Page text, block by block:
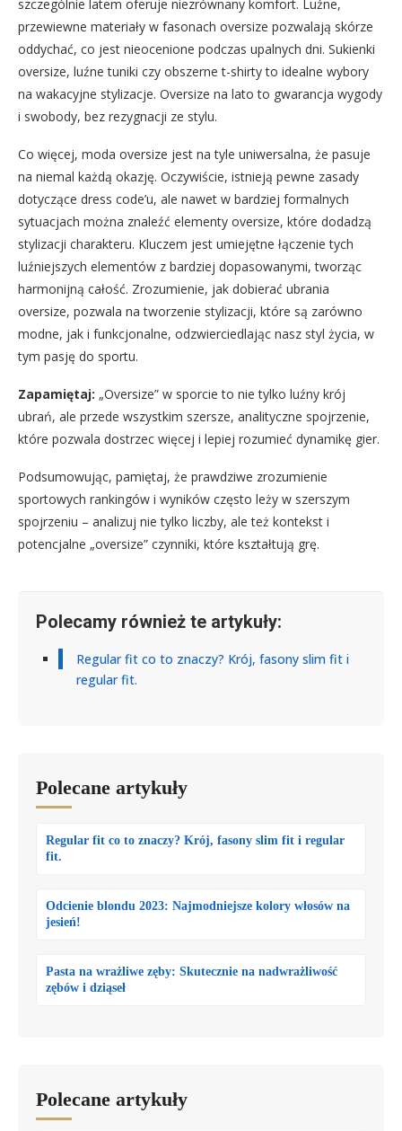
szczególnie latem oferuje niezrównany komfort. Luźne,
przewiewne materiały w fasonach oversize pozwalają skórze
oddychać, co jest nieocenione podczas upalnych dni. Sukienki
oversize, luźne tuniki czy obszerne t-shirty to idealne wybory
na wakacyjne stylizacje. Oversize na lato to gwarancja wygody
i swobody, bez rezygnacji ze stylu.
Co więcej, moda oversize jest na tyle uniwersalna, że pasuje
na niemal każdą okazję. Oczywiście, istnieją pewne zasady
dotyczące dress code’u, ale nawet w bardziej formalnych
sytuacjach można znaleźć elementy oversize, które dodadzą
stylizacji charakteru. Kluczem jest umiejętne łączenie tych
luźniejszych elementów z bardziej dopasowanymi, tworząc
harmonijną całość. Zrozumienie, jak dobierać ubrania
oversize, pozwala na tworzenie stylizacji, które są zarówno
modne, jak i funkcjonalne, odzwierciedlając nasz styl życia, w
tym pasję do sportu.
Zapamiętaj: „Oversize” w sporcie to nie tylko luźny krój
ubrań, ale przede wszystkim szersze, analityczne spojrzenie,
które pozwala dostrzec więcej i lepiej rozumieć dynamikę gier.
Podsumowując, pamiętaj, że prawdziwe zrozumienie
sportowych rankingów i wyników często leży w szerszym
spojrzeniu – analizuj nie tylko liczby, ale też kontekst i
potencjalne „oversize” czynniki, które kształtują grę.
Polecamy również te artykuły:
Regular fit co to znaczy? Krój, fasony slim fit i
regular fit.
Polecane artykuły
Regular fit co to znaczy? Krój, fasony slim fit i regular
fit.
Odcienie blondu 2023: Najmodniejsze kolory włosów na
jesień!
Pasta na wrażliwe zęby: Skutecznie na nadwrażliwość
zębów i dziąseł
Polecane artykuły